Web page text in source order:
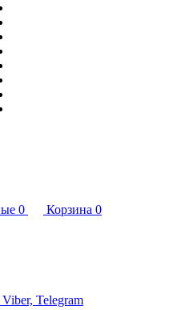
0 Корзина 0
Telegram